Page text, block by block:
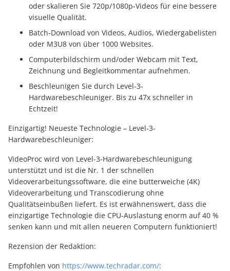
oder skalieren Sie 720p/1080p-Videos für eine bessere
visuelle Qualität.
Batch-Download von Videos, Audios, Wiedergabelisten
oder M3U8 von über 1000 Websites.
Computerbildschirm und/oder Webcam mit Text,
Zeichnung und Begleitkommentar aufnehmen.
Beschleunigen Sie durch Level-3-
Hardwarebeschleuniger. Bis zu 47x schneller in
Echtzeit!
Einzigartig! Neueste Technologie – Level-3-
Hardwarebeschleuniger:
VideoProc wird von Level-3-Hardwarebeschleunigung
unterstützt und ist die Nr. 1 der schnellen
Videoverarbeitungssoftware, die eine butterweiche (4K)
Videoverarbeitung und Transcodierung ohne
Qualitätseinbußen liefert. Es ist erwähnenswert, dass die
einzigartige Technologie die CPU-Auslastung enorm auf 40 %
senken kann und mit allen neueren Computern funktioniert!
Rezension der Redaktion:
Empfohlen von https://www.techradar.com/: